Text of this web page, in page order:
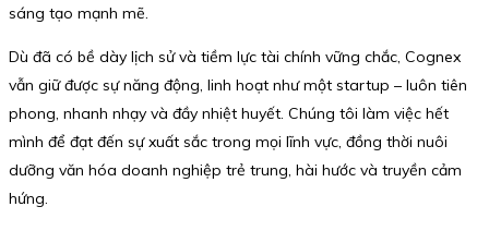
sáng tạo mạnh mẽ.
Dù đã có bề dày lịch sử và tiềm lực tài chính vững chắc, Cognex
vẫn giữ được sự năng động, linh hoạt như một startup – luôn tiên
phong, nhanh nhạy và đầy nhiệt huyết. Chúng tôi làm việc hết
mình để đạt đến sự xuất sắc trong mọi lĩnh vực, đồng thời nuôi
dưỡng văn hóa doanh nghiệp trẻ trung, hài hước và truyền cảm
hứng.